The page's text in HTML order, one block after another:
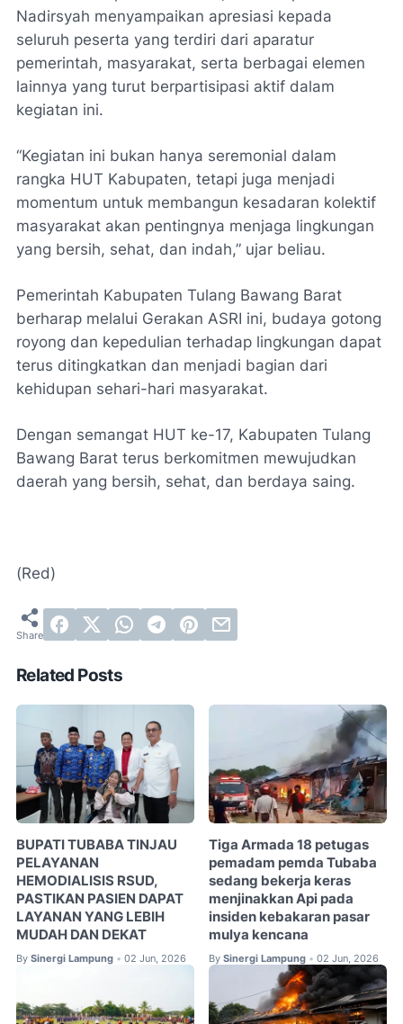
Nadirsyah menyampaikan apresiasi kepada
seluruh peserta yang terdiri dari aparatur
pemerintah, masyarakat, serta berbagai elemen
lainnya yang turut berpartisipasi aktif dalam
kegiatan ini.
“Kegiatan ini bukan hanya seremonial dalam
rangka HUT Kabupaten, tetapi juga menjadi
momentum untuk membangun kesadaran kolektif
masyarakat akan pentingnya menjaga lingkungan
yang bersih, sehat, dan indah,” ujar beliau.
Pemerintah Kabupaten Tulang Bawang Barat
berharap melalui Gerakan ASRI ini, budaya gotong
royong dan kepedulian terhadap lingkungan dapat
terus ditingkatkan dan menjadi bagian dari
kehidupan sehari-hari masyarakat.
Dengan semangat HUT ke-17, Kabupaten Tulang
Bawang Barat terus berkomitmen mewujudkan
daerah yang bersih, sehat, dan berdaya saing.
(Red)
Related Posts
BUPATI TUBABA TINJAU
PELAYANAN
HEMODIALISIS RSUD,
PASTIKAN PASIEN DAPAT
LAYANAN YANG LEBIH
MUDAH DAN DEKAT
By Sinergi Lampung • 02 Jun, 2026
Tiga Armada 18 petugas
pemadam pemda Tubaba
sedang bekerja keras
menjinakkan Api pada
insiden kebakaran pasar
mulya kencana
By Sinergi Lampung • 02 Jun, 2026